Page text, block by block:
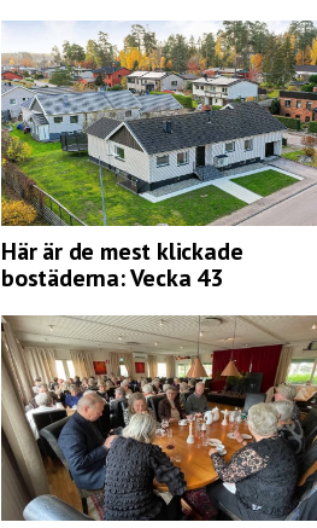
Här är de mest klickade
bostäderna: Vecka 43